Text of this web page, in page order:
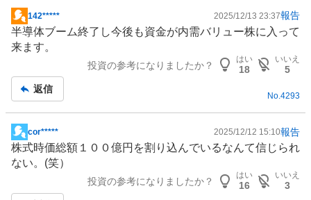
掲
示
板
142***** 2025/12/13 23:37報告
半導体ブーム終了し今後も資金が内需バリュー株に入って
来ます。
投資の参考になりましたか？
はい
18
いいえ
5
返信
No.4293
掲
示
板
cor***** 2025/12/12 15:10報告
株式時価総額１００億円を割り込んでいるなんて信じられ
ない。(笑）
投資の参考になりましたか？
はい
16
いいえ
3